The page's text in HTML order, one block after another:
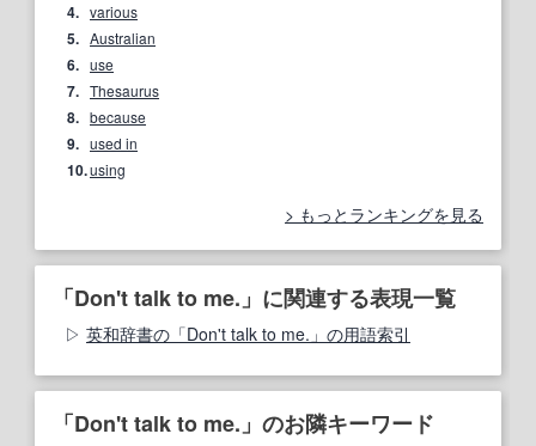
4. various
5. Australian
6. use
7. Thesaurus
8. because
9. used in
10.using
もっとランキングを見る
「Don't talk to me.」に関連する表現一覧
英和辞書の「Don't talk to me.」の用語索引
「Don't talk to me.」のお隣キーワード